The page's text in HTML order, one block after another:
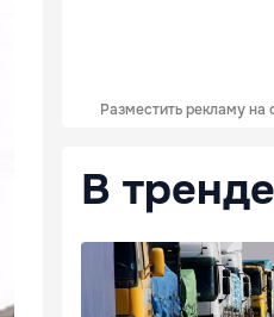
Разместить рекламу на
В тренде